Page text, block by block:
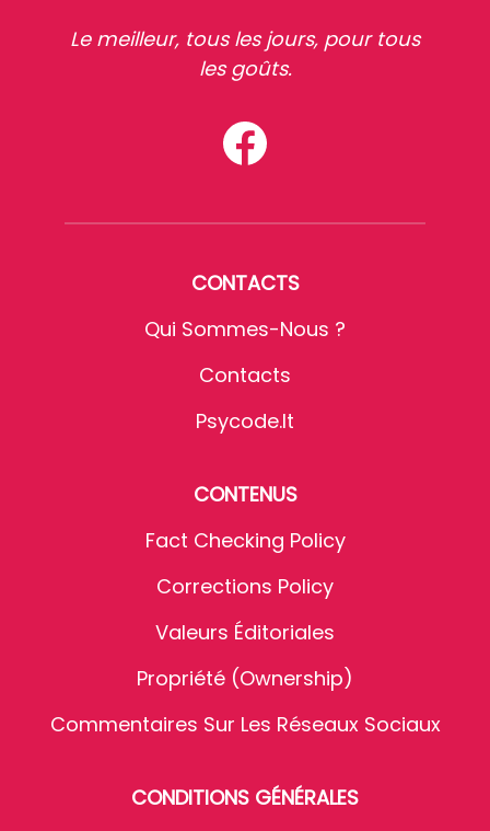
Le meilleur, tous les jours, pour tous
les goûts.
CONTACTS
Qui Sommes-Nous ?
Contacts
Psycode.it
CONTENUS
Fact Checking Policy
Corrections Policy
Valeurs Éditoriales
Propriété (Ownership)
Commentaires Sur Les Réseaux Sociaux
CONDITIONS GÉNÉRALES